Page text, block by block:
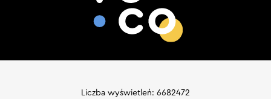
Liczba wyświetleń: 6682472